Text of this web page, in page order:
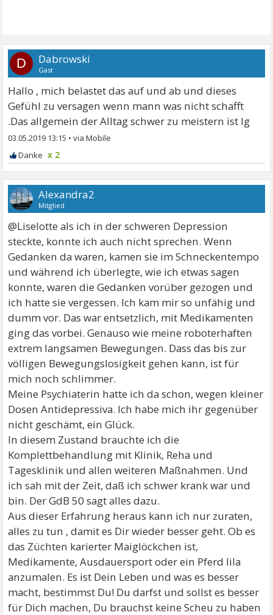
D Dabrowski
Gast
Hallo , mich belastet das auf und ab und dieses
Gefühl zu versagen wenn mann was nicht schafft
.Das allgemein der Alltag schwer zu meistern ist lg
03.05.2019 13:15 •
x 2
Alexandra2
Mitglied
@Liselotte als ich in der schweren Depression
steckte, konnte ich auch nicht sprechen. Wenn
Gedanken da waren, kamen sie im Schneckentempo
und während ich überlegte, wie ich etwas sagen
konnte, waren die Gedanken vorüber gezogen und
ich hatte sie vergessen. Ich kam mir so unfähig und
dumm vor. Das war entsetzlich, mit Medikamenten
ging das vorbei. Genauso wie meine roboterhaften
extrem langsamen Bewegungen. Dass das bis zur
völligen Bewegungslosigkeit gehen kann, ist für
mich noch schlimmer.
Meine Psychiaterin hatte ich da schon, wegen kleiner
Dosen Antidepressiva. Ich habe mich ihr gegenüber
nicht geschämt, ein Glück.
In diesem Zustand brauchte ich die
Komplettbehandlung mit Klinik, Reha und
Tagesklinik und allen weiteren Maßnahmen. Und
ich sah mit der Zeit, daß ich schwer krank war und
bin. Der GdB 50 sagt alles dazu.
Aus dieser Erfahrung heraus kann ich nur zuraten,
alles zu tun , damit es Dir wieder besser geht. Ob es
das Züchten karierter Maiglöckchen ist,
Medikamente, Ausdauersport oder ein Pferd lila
anzumalen. Es ist Dein Leben und was es besser
macht, bestimmst Du! Du darfst und sollst es besser
für Dich machen, Du brauchst keine Scheu zu haben